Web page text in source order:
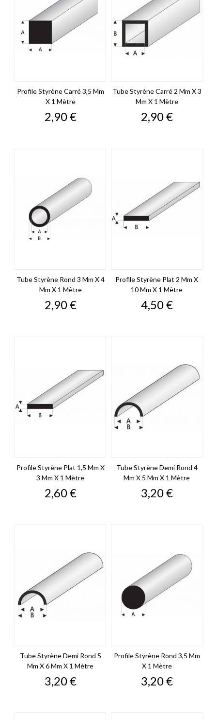
Profile Styrène Carré 3,5 Mm
X 1 Mètre
Prix
2,90 €
Tube Styrène Carré 2 Mm X 3
Mm X 1 Mètre
Prix
2,90 €
Tube Styrène Rond 3 Mm X 4
Mm X 1 Mètre
Prix
2,90 €
Profile Styrène Plat 2 Mm X
10 Mm X 1 Mètre
Prix
4,50 €
Profile Styrène Plat 1,5 Mm X
3 Mm X 1 Mètre
Prix
2,60 €
Tube Styrène Demi Rond 4
Mm X 5 Mm X 1 Mètre
Prix
3,20 €
Tube Styrène Demi Rond 5
Mm X 6 Mm X 1 Mètre
Prix
3,20 €
Profile Styrène Rond 3,5 Mm
X 1 Mètre
Prix
3,20 €